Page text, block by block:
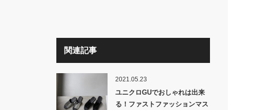
関連記事
2021.05.23
ユニクロGUでおしゃれは出来
る！ファストファッションマス